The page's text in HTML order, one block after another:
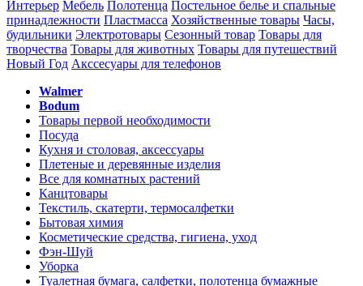
Интерьер Мебель Полотенца Постельное белье и спальные
принадлежности Пластмасса Хозяйственные товары Часы,
будильники Электротовары Сезонный товар Товары для
творчества Товары для животных Товары для путешествий
Новый Год Акссесуары для телефонов
Walmer
Bodum
Товары первой необходимости
Посуда
Кухня и столовая, аксессуары
Плетеные и деревянные изделия
Все для комнатных растений
Канцтовары
Текстиль, скатерти, термосалфетки
Бытовая химия
Косметические средства, гигиена, уход
Фэн-Шуй
Уборка
Туалетная бумага, салфетки, полотенца бумажные